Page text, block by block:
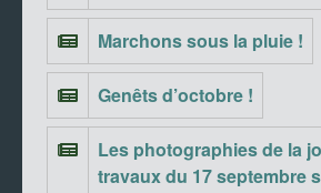
Marchons sous la pluie !
Genêts d’octobre !
Les photographies de la
travaux du 17 septembre